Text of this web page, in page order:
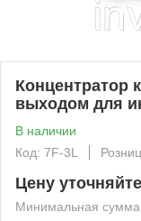
Концентратор
выходом для
В наличии
Код: 7F-3L
Цену уточняйте
Минимальная сумма